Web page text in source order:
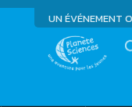
UN ÉVÉNEMENT